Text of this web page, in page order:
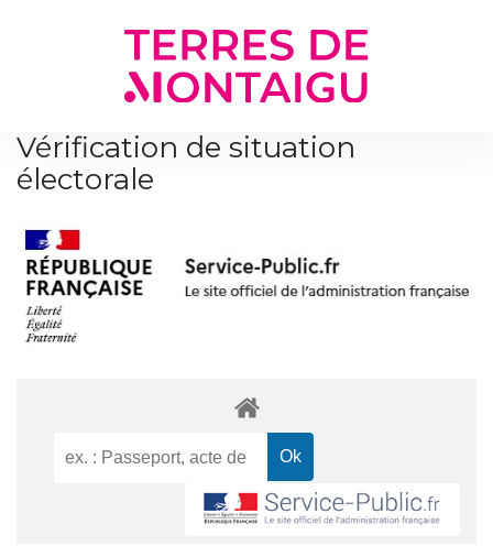
Vérification de situation
électorale